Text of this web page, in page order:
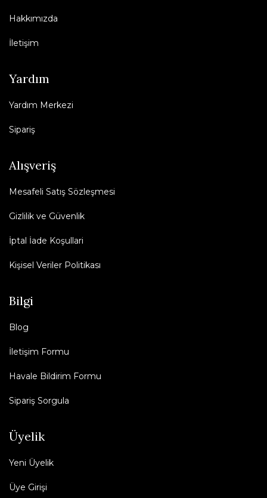
Hakkımızda
İletişim
Yardım
Yardım Merkezi
Sipariş
Alışveriş
Mesafeli Satış Sözleşmesi
Gizlilik ve Güvenlik
İptal İade Koşullari
Kişisel Veriler Politikası
Bilgi
Blog
İletişim Formu
Havale Bildirim Formu
Sipariş Sorgula
Üyelik
Yeni Üyelik
Üye Girişi